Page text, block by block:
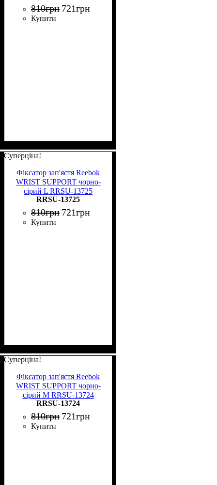
810грн 721грн
Купити
Суперціна!
Фіксатор зап'ястя Reebok
WRIST SUPPORT чорно-
сірий L RRSU-13725
RRSU-13725
810грн 721грн
Купити
Суперціна!
Фіксатор зап'ястя Reebok
WRIST SUPPORT чорно-
сірий M RRSU-13724
RRSU-13724
810грн 721грн
Купити